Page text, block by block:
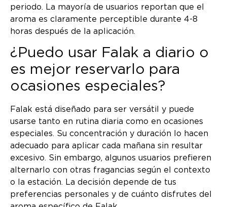
periodo. La mayoría de usuarios reportan que el
aroma es claramente perceptible durante 4-8
horas después de la aplicación.
¿Puedo usar Falak a diario o
es mejor reservarlo para
ocasiones especiales?
Falak está diseñado para ser versátil y puede
usarse tanto en rutina diaria como en ocasiones
especiales. Su concentración y duración lo hacen
adecuado para aplicar cada mañana sin resultar
excesivo. Sin embargo, algunos usuarios prefieren
alternarlo con otras fragancias según el contexto
o la estación. La decisión depende de tus
preferencias personales y de cuánto disfrutes del